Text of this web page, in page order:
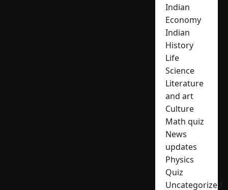
Indian
Economy
Indian
History
Life
Science
Literature
and art
Culture
Math quiz
News
updates
Physics
Quiz
Uncategorized